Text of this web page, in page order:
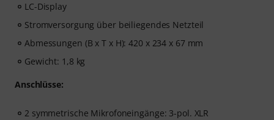
LC-Display
Stromversorgung über beiliegendes Netzteil
Abmessungen (B x T x H): 420 x 234 x 67 mm
Gewicht: 1,8 kg
Anschlüsse:
2 symmetrische Mikrofoneingänge: 3-pol. XLR